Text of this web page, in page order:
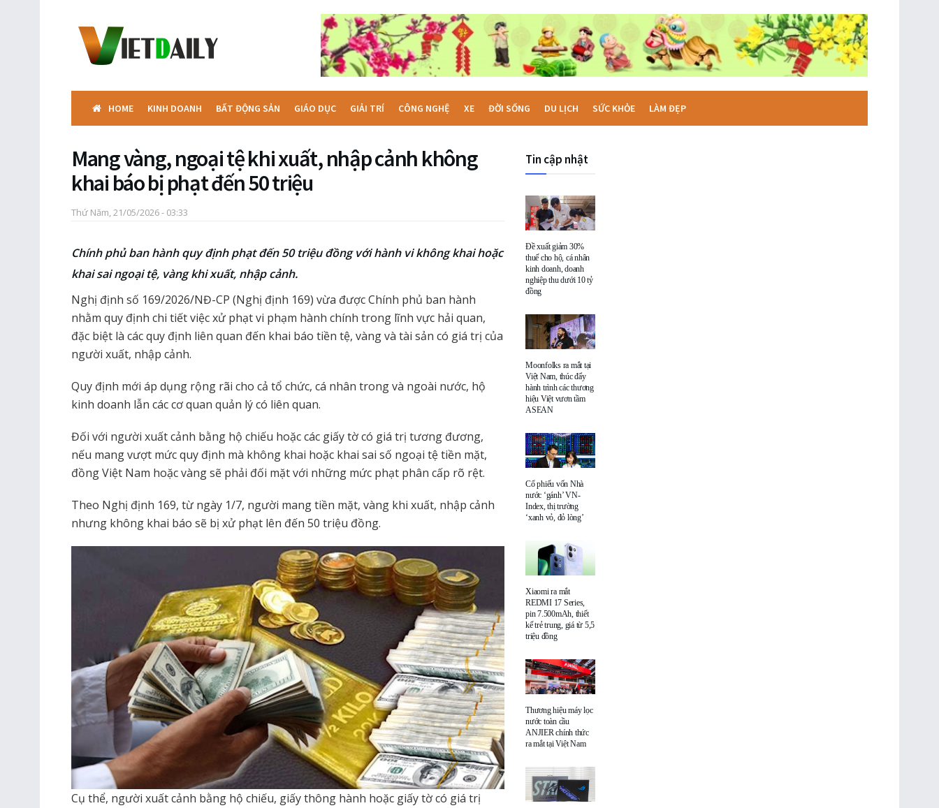
HOME KINH DOANH BẤT ĐỘNG SẢN GIÁO DỤC GIẢI TRÍ CÔNG NGHỆ XE ĐỜI SỐNG DU LỊCH SỨC KHỎE LÀM ĐẸP
Mang vàng, ngoại tệ khi xuất, nhập cảnh không
khai báo bị phạt đến 50 triệu
Thứ Năm, 21/05/2026 - 03:33
Chính phủ ban hành quy định phạt đến 50 triệu đồng với hành vi không khai hoặc
khai sai ngoại tệ, vàng khi xuất, nhập cảnh.
Nghị định số 169/2026/NĐ-CP (Nghị định 169) vừa được Chính phủ ban hành
nhằm quy định chi tiết việc xử phạt vi phạm hành chính trong lĩnh vực hải quan,
đặc biệt là các quy định liên quan đến khai báo tiền tệ, vàng và tài sản có giá trị của
người xuất, nhập cảnh.
Quy định mới áp dụng rộng rãi cho cả tổ chức, cá nhân trong và ngoài nước, hộ
kinh doanh lẫn các cơ quan quản lý có liên quan.
Đối với người xuất cảnh bằng hộ chiếu hoặc các giấy tờ có giá trị tương đương,
nếu mang vượt mức quy định mà không khai hoặc khai sai số ngoại tệ tiền mặt,
đồng Việt Nam hoặc vàng sẽ phải đối mặt với những mức phạt phân cấp rõ rệt.
Theo Nghị định 169, từ ngày 1/7, người mang tiền mặt, vàng khi xuất, nhập cảnh
nhưng không khai báo sẽ bị xử phạt lên đến 50 triệu đồng.
Cụ thể, người xuất cảnh bằng hộ chiếu, giấy thông hành hoặc giấy tờ có giá trị
Tin cập nhật
Đề xuất giảm 30%
thuế cho hộ, cá nhân
kinh doanh, doanh
nghiệp thu dưới 10 tỷ
đồng
Moonfolks ra mắt tại
Việt Nam, thúc đẩy
hành trình các thương
hiệu Việt vươn tầm
ASEAN
Cổ phiếu vốn Nhà
nước ‘gánh’ VN-
Index, thị trường
‘xanh vỏ, đỏ lòng’
Xiaomi ra mắt
REDMI 17 Series,
pin 7.500mAh, thiết
kế trẻ trung, giá từ 5,5
triệu đồng
Thương hiệu máy lọc
nước toàn cầu
ANJIER chính thức
ra mắt tại Việt Nam